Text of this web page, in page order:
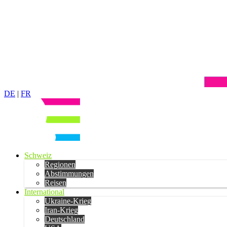
DE | FR
Schweiz
Regionen
Abstimmungen
Reisen
International
Ukraine-Krieg
Iran-Krieg
Deutschland